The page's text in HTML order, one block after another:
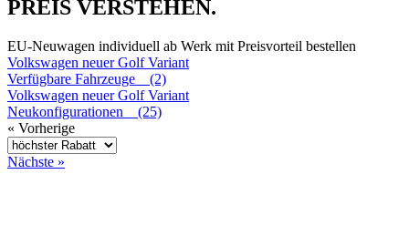
PREIS VERSTEHEN.
EU-Neuwagen individuell ab Werk mit Preisvorteil bestellen
Volkswagen neuer Golf Variant
Verfügbare Fahrzeuge (2)
Volkswagen neuer Golf Variant
Neukonfigurationen (25)
« Vorherige
Nächste »